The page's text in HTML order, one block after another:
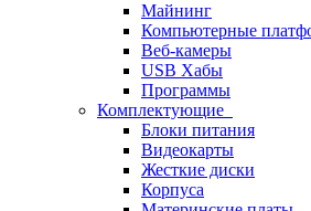
Майнинг
Компьютерные
Веб-камеры
USB Хабы
Программы
Комплектующие
Блоки питания
Видеокарты
Жесткие диски
Корпуса